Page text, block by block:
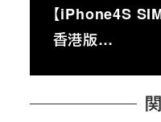
【iPhone4S
香港版…